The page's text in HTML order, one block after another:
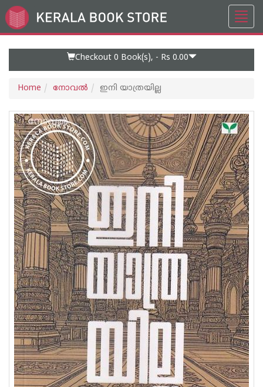
Go
to
Checkout 0 Book(s), - Rs 0.00
Home നോവല്‍ ഇനി യാത്രയില്ല